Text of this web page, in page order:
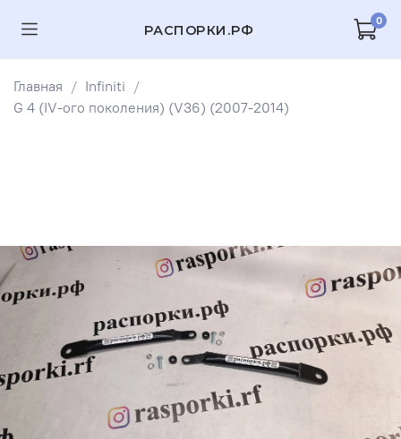
РАСПОРКИ.РФ
0
Главная
Infiniti
G 4 (IV-ого поколения) (V36) (2007-2014)